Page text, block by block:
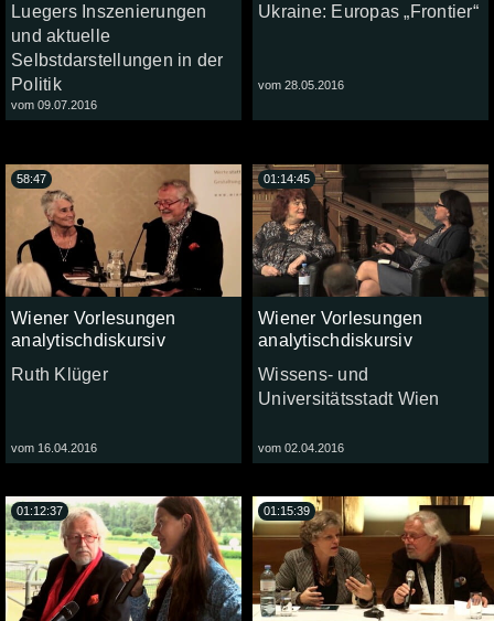
Luegers Inszenierungen
und aktuelle
Selbstdarstellungen in der
Politik
vom 09.07.2016
Ukraine: Europas „Frontier“
vom 28.05.2016
Wiener Vorlesungen
analytischdiskursiv
Ruth Klüger
vom 16.04.2016
58:47
Wiener Vorlesungen
analytischdiskursiv
Wissens- und
Universitätsstadt Wien
vom 02.04.2016
01:14:45
01:12:37 01:15:39